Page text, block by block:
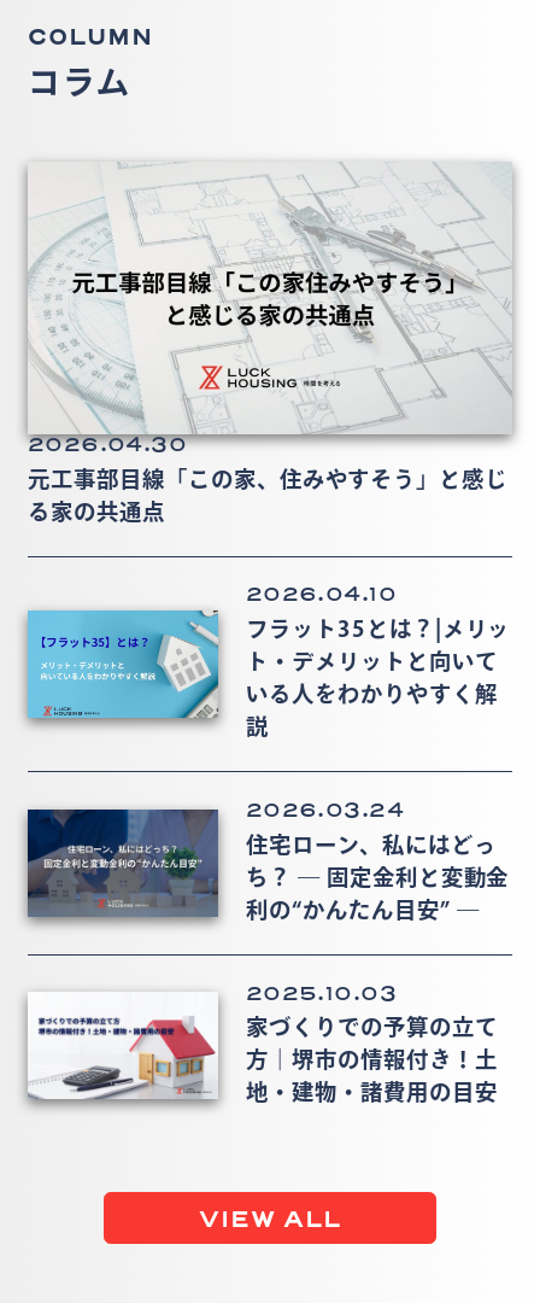
COLUMN
コラム
2026.04.30
元工事部目線「この家、住みやすそう」と感じ
る家の共通点
2026.04.10
フラット35とは？|メリッ
ト・デメリットと向いて
いる人をわかりやすく解
説
2026.03.24
住宅ローン、私にはどっ
ち？ ― 固定金利と変動金
利の“かんたん目安” ―
2025.10.03
家づくりでの予算の立て
方｜堺市の情報付き！土
地・建物・諸費用の目安
VIEW ALL